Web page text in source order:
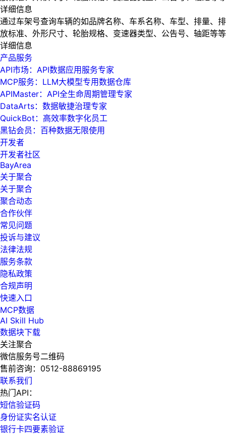
详细信息
通过车架号查询车辆的如品牌名称、车系名称、车型、排量、排
放标准、外形尺寸、轮胎规格、变速器类型、公告号、轴距等等
详细信息
产品服务
API市场：API数据应用服务专家
MCP服务：LLM大模型专用数据仓库
APIMaster：API全生命周期管理专家
DataArts：数据敏捷治理专家
QuickBot：高效率数字化员工
黑钻会员：百种数据无限使用
开发者
开发者社区
BayArea
关于聚合
关于聚合
聚合动态
合作伙伴
常见问题
投诉与建议
法律法规
服务条款
隐私政策
合规声明
快速入口
MCP数据
AI Skill Hub
数据块下载
关注聚合
微信服务号二维码
售前咨询： 0512-88869195
联系我们
热门API：
短信验证码
身份证实名认证
银行卡四要素验证